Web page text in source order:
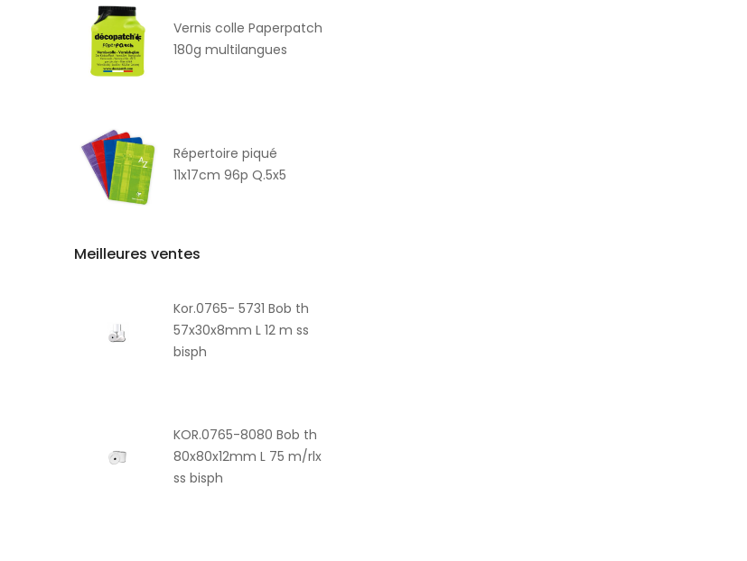
Vernis colle Paperpatch
180g multilangues
Répertoire piqué
11x17cm 96p Q.5x5
Meilleures ventes
Kor.0765- 5731 Bob th
57x30x8mm L 12 m ss
bisph
KOR.0765-8080 Bob th
80x80x12mm L 75 m/rlx
ss bisph